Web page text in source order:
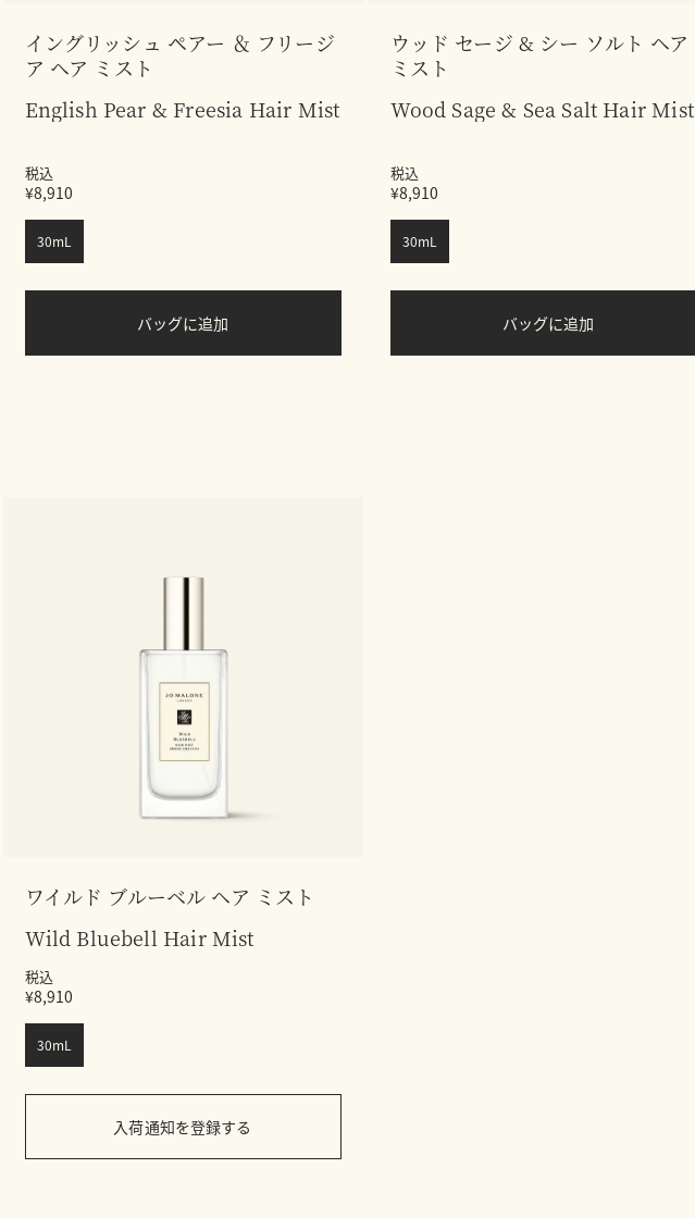
イングリッシュ ペアー ＆ フリージ
ア ヘア ミスト
English Pear & Freesia Hair Mist
税込
¥8,910
30mL
バッグに追加
ウッド セージ & シー ソルト ヘア
ミスト
Wood Sage & Sea Salt Hair Mist
税込
¥8,910
30mL
バッグに追加
ワイルド ブルーベル ヘア ミスト
Wild Bluebell Hair Mist
税込
¥8,910
30mL
入荷通知を登録する